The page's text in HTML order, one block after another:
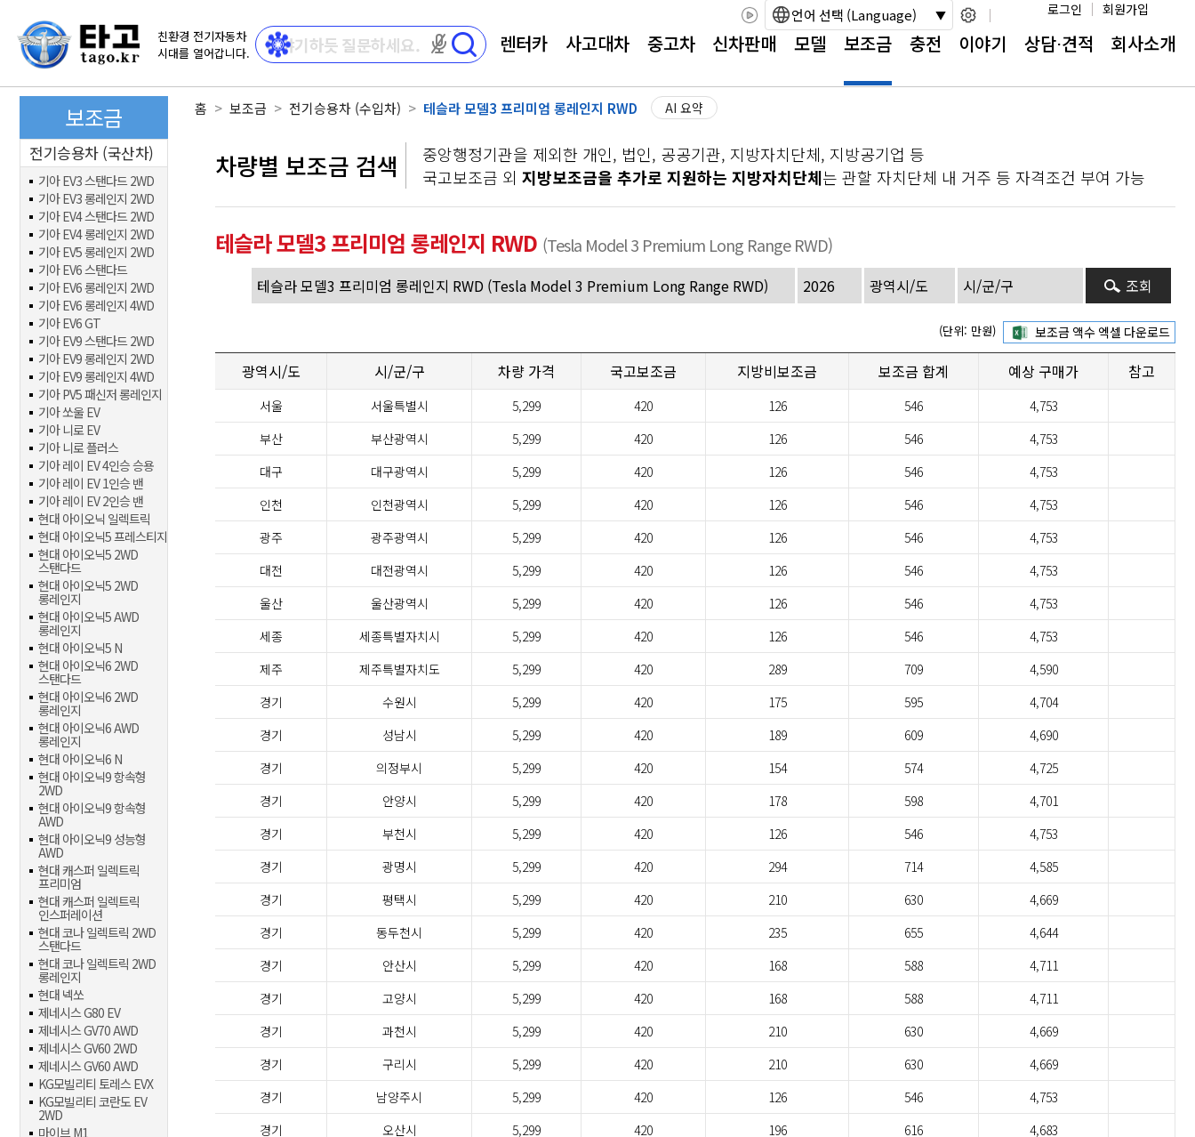
친환경 전기자동차
시대를 열어갑니다.
마이크 권한이 필요합니다
로그인 회원가입
언어 선택 (Language)
렌터카 사고대차 중고차 신차판매 모델 보조금 충전 이야기 상담⋅견적 회사소개
홈 보조금 전기승용차 (수입차) 테슬라 모델3 프리미엄 롱레인지 RWD AI 요약
보조금
전기승용차 (국산차)
기아 EV3 스탠다드 2WD
기아 EV3 롱레인지 2WD
기아 EV4 스탠다드 2WD
기아 EV4 롱레인지 2WD
기아 EV5 롱레인지 2WD
기아 EV6 스탠다드
기아 EV6 롱레인지 2WD
기아 EV6 롱레인지 4WD
기아 EV6 GT
기아 EV9 스탠다드 2WD
기아 EV9 롱레인지 2WD
기아 EV9 롱레인지 4WD
기아 PV5 패신저 롱레인지
기아 쏘울 EV
기아 니로 EV
기아 니로 플러스
기아 레이 EV 4인승 승용
기아 레이 EV 1인승 밴
기아 레이 EV 2인승 밴
현대 아이오닉 일렉트릭
현대 아이오닉5 프레스티지
현대 아이오닉5 2WD
스탠다드
현대 아이오닉5 2WD
롱레인지
현대 아이오닉5 AWD
롱레인지
현대 아이오닉5 N
현대 아이오닉6 2WD
스탠다드
현대 아이오닉6 2WD
롱레인지
현대 아이오닉6 AWD
롱레인지
현대 아이오닉6 N
현대 아이오닉9 항속형
2WD
현대 아이오닉9 항속형
AWD
현대 아이오닉9 성능형
AWD
현대 캐스퍼 일렉트릭
프리미엄
현대 캐스퍼 일렉트릭
인스퍼레이션
현대 코나 일렉트릭 2WD
스탠다드
현대 코나 일렉트릭 2WD
롱레인지
현대 넥쏘
제네시스 G80 EV
제네시스 GV70 AWD
제네시스 GV60 2WD
제네시스 GV60 AWD
KG모빌리티 토레스 EVX
KG모빌리티 코란도 EV
2WD
마이브 M1
차량별 보조금 검색
중앙행정기관을 제외한 개인, 법인, 공공기관, 지방자치단체, 지방공기업 등
국고보조금 외 지방보조금을 추가로 지원하는 지방자치단체는 관할 자치단체 내 거주 등 자격조건 부여 가능
테슬라 모델3 프리미엄 롱레인지 RWD (Tesla Model 3 Premium Long Range RWD)
조회
(단위: 만원)
광역시/도 시/군/구 차량 가격 국고보조금 지방비보조금 보조금 합계 예상 구매가 참고
서울 서울특별시 5,299 420 126 546
4,753
부산
부산광역시 5,299 420 126 546
4,753
대구
대구광역시 5,299 420 126 546
4,753
인천
인천광역시 5,299 420 126 546
4,753
광주
광주광역시 5,299 420 126 546
4,753
대전
대전광역시 5,299 420 126 546
4,753
울산
울산광역시 5,299 420 126 546
4,753
세종
세종특별자치시 5,299 420 126 546
4,753
제주
제주특별자치도 5,299 420 289 709
4,590
경기
수원시 5,299 420 175 595
4,704
경기
성남시 5,299 420 189 609
4,690
경기
의정부시 5,299 420 154 574
4,725
경기
안양시 5,299 420 178 598
4,701
경기
부천시 5,299 420 126 546
4,753
경기
광명시 5,299 420 294 714
4,585
경기
평택시 5,299 420 210 630
4,669
경기
동두천시 5,299 420 235 655
4,644
경기
안산시 5,299 420 168 588
4,711
경기
고양시 5,299 420 168 588
4,711
경기
과천시 5,299 420 210 630
4,669
경기
구리시 5,299 420 210 630
4,669
경기
남양주시 5,299 420 126 546
4,753
경기
오산시 5,299 420 196 616
4,683